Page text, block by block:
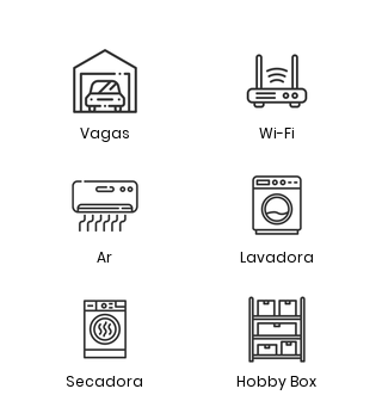
Vagas
Ar
Secadora
Wi-Fi
Lavadora
Hobby Box